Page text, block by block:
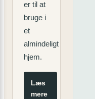
er til at
bruge i
et
almindeligt
hjem.
Læs
mere